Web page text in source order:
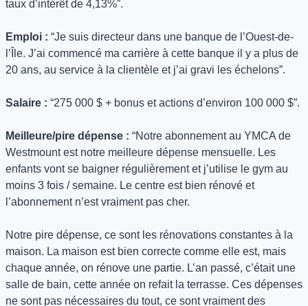
taux d’intérêt de 4,13%”.
Emploi : “Je suis directeur dans une banque de l’Ouest-de-
l’Île. J’ai commencé ma carrière à cette banque il y a plus de
20 ans, au service à la clientèle et j’ai gravi les échelons”.
Salaire : “275 000 $ + bonus et actions d’environ 100 000 $”.
Meilleure/pire dépense : “Notre abonnement au YMCA de
Westmount est notre meilleure dépense mensuelle. Les
enfants vont se baigner régulièrement et j’utilise le gym au
moins 3 fois / semaine. Le centre est bien rénové et
l’abonnement n’est vraiment pas cher.
Notre pire dépense, ce sont les rénovations constantes à la
maison. La maison est bien correcte comme elle est, mais
chaque année, on rénove une partie. L’an passé, c’était une
salle de bain, cette année on refait la terrasse. Ces dépenses
ne sont pas nécessaires du tout, ce sont vraiment des